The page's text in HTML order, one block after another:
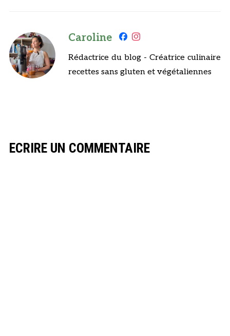
Caroline
Rédactrice du blog - Créatrice culinaire
recettes sans gluten et végétaliennes
ECRIRE UN COMMENTAIRE